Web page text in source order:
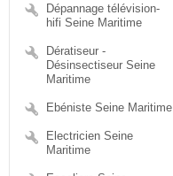
Dépannage télévision-
hifi Seine Maritime
Dératiseur -
Désinsectiseur Seine
Maritime
Ebéniste Seine Maritime
Electricien Seine
Maritime